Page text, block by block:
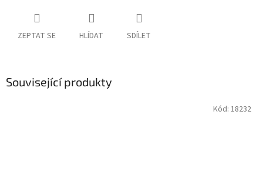
ZEPTAT SE HLÍDAT SDÍLET
Související produkty
Kód: 18232